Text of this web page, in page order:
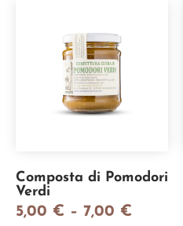
Composta di Pomodori
Verdi
5,00 € – 7,00 €